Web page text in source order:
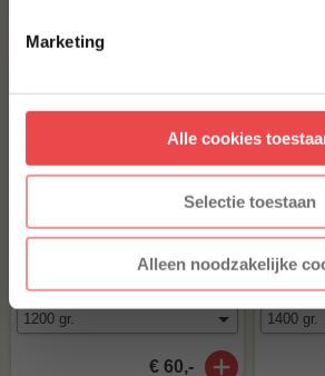
Marketing
Alle cookies
Selectie toestaan
Alleen noodzakelijke
Tomahawk steak
€ 60,-
* Alleen voor nieuwe inschrijvers, korting niet
afgeprijsde producten.